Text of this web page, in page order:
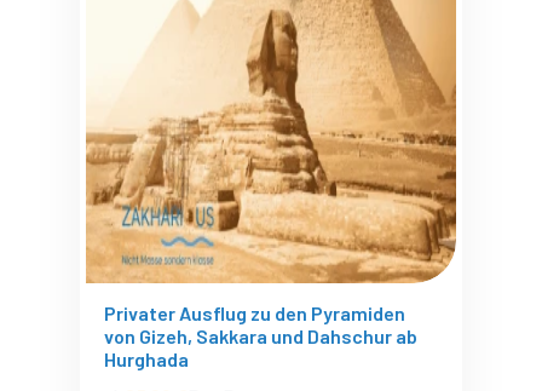
Privater Ausflug zu den Pyramiden
von Gizeh, Sakkara und Dahschur ab
Hurghada